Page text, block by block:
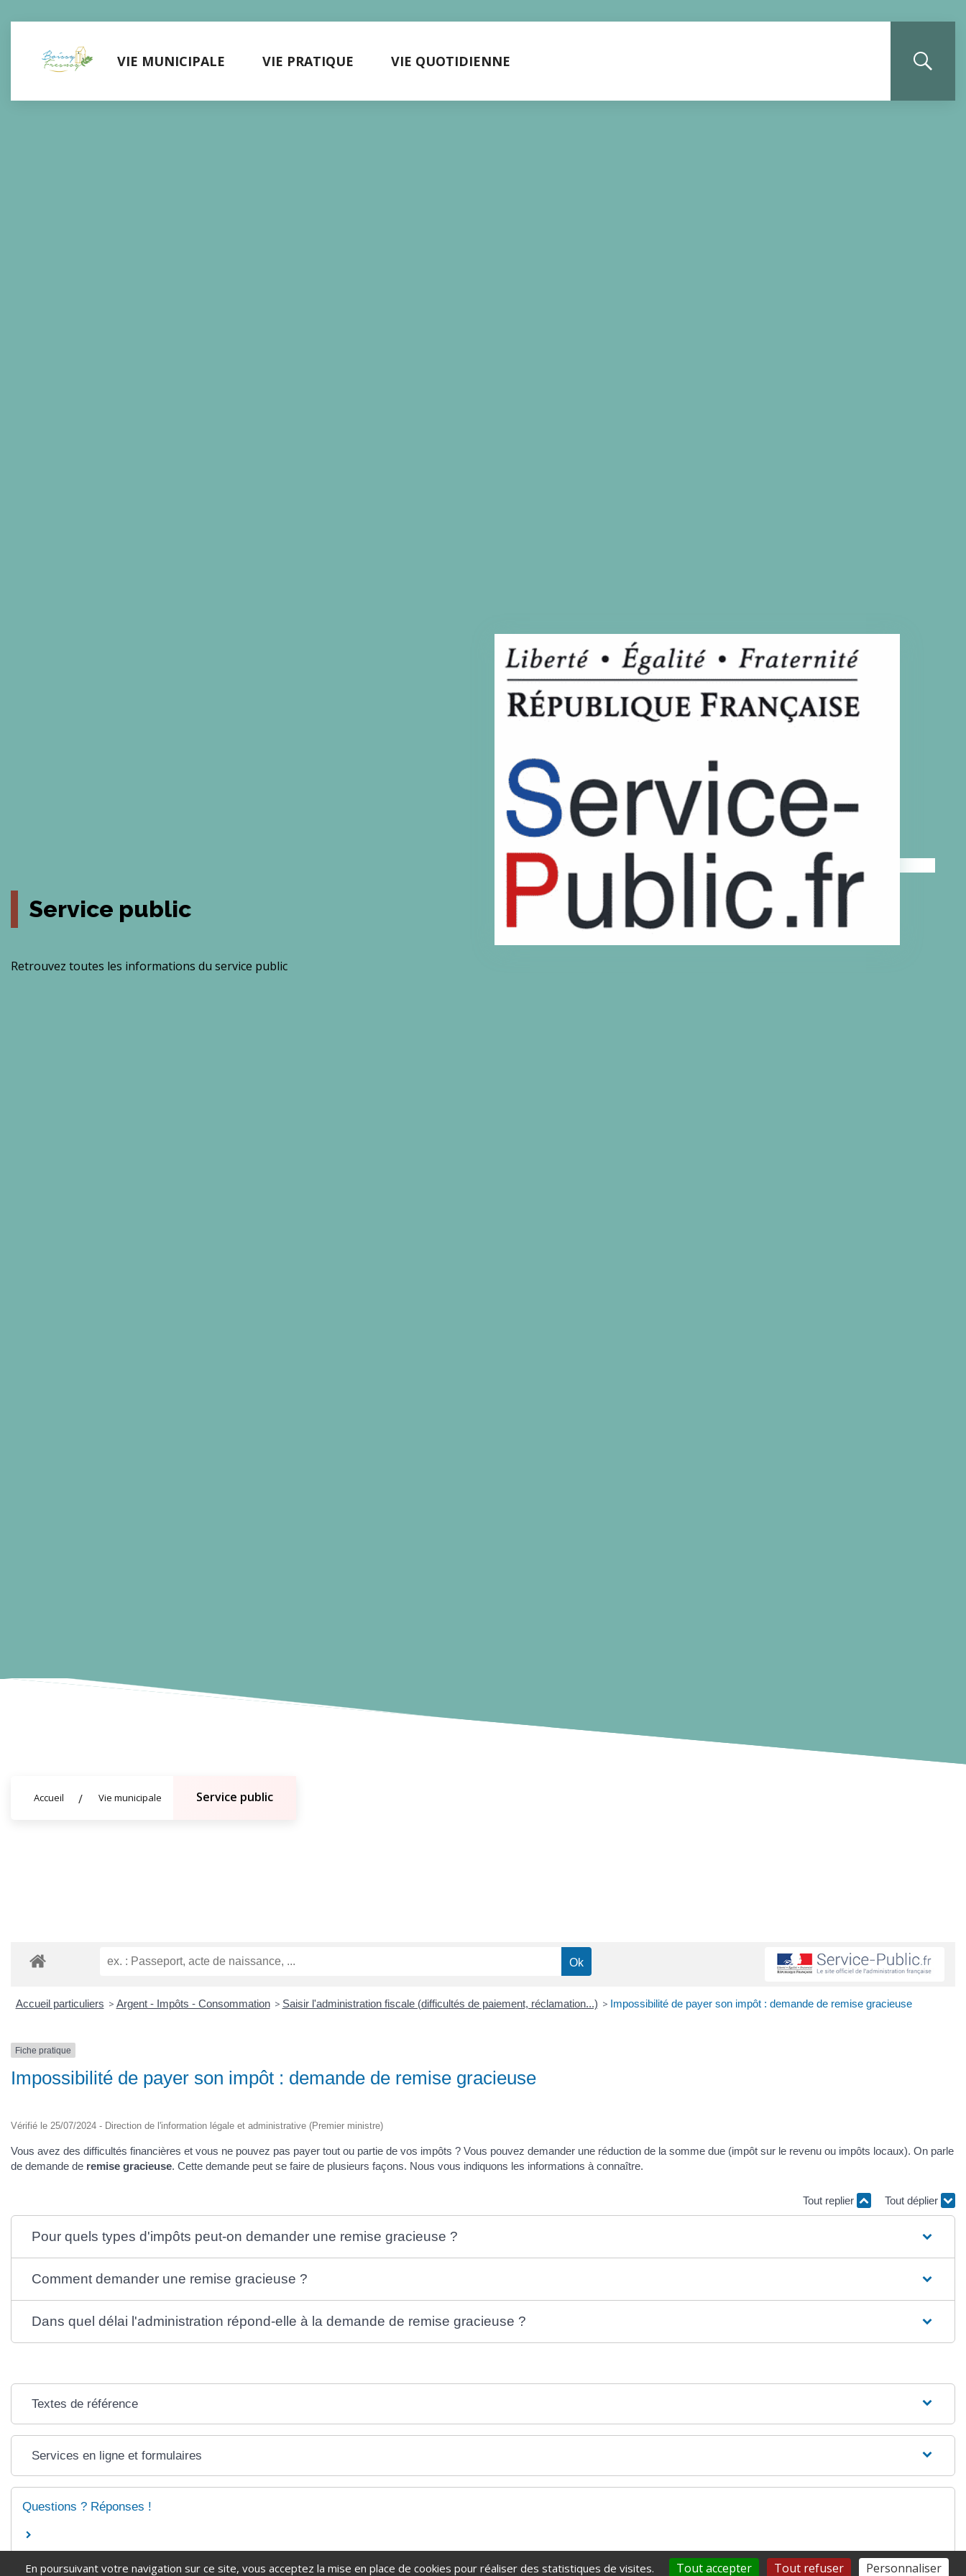
VIE MUNICIPALE VIE PRATIQUE VIE QUOTIDIENNE
Service public
Retrouvez toutes les informations du service public
Accueil Vie municipale Service public
Accueil particuliers > Argent - Impôts - Consommation > Saisir l'administration fiscale (difficultés de paiement, réclamation...) > Impossibilité de payer son impôt : demande de remise gracieuse
Fiche pratique
Impossibilité de payer son impôt : demande de remise gracieuse
Vérifié le 25/07/2024 - Direction de l'information légale et administrative (Premier ministre)
Vous avez des difficultés financières et vous ne pouvez pas payer tout ou partie de vos impôts ? Vous pouvez demander une réduction de la somme due (impôt sur le revenu ou impôts locaux). On parle
de demande de remise gracieuse. Cette demande peut se faire de plusieurs façons. Nous vous indiquons les informations à connaître.
Tout replier Tout déplier
Pour quels types d'impôts peut-on demander une remise gracieuse ?
Comment demander une remise gracieuse ?
Dans quel délai l'administration répond-elle à la demande de remise gracieuse ?
Textes de référence
Services en ligne et formulaires
Questions ? Réponses !
En poursuivant votre navigation sur ce site, vous acceptez la mise en place de cookies pour réaliser des statistiques de visites. Tout accepter Tout refuser Personnaliser